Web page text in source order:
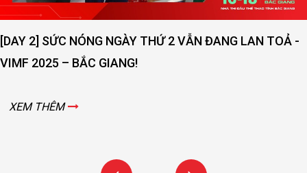
[DAY 2] SỨC NÓNG NGÀY THỨ 2 VẪN ĐANG LAN TOẢ -
VIMF 2025 – BẮC GIANG!